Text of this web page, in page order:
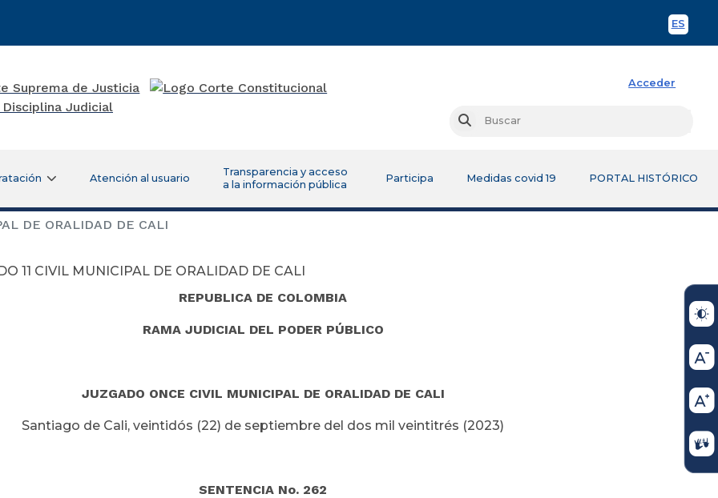
ES
Acceder
Buscar
Atención al usuario
Transparencia y acceso
a la información pública
Participa Medidas covid 19 PORTAL HISTÓRICO
DE ORALIDAD DE CALI
11 CIVIL MUNICIPAL DE ORALIDAD DE CALI
REPUBLICA DE COLOMBIA
RAMA JUDICIAL DEL PODER PÚBLICO
JUZGADO ONCE CIVIL MUNICIPAL DE ORALIDAD DE CALI
Santiago de Cali, veintidós (22) de septiembre del dos mil veintitrés (2023)
SENTENCIA No. 262